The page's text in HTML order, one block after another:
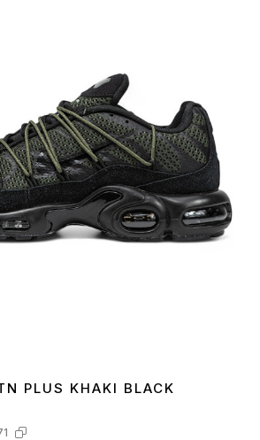
PLUS KHAKI BLACK